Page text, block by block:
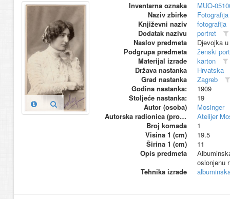
Inventarna oznaka
MUO-
Naziv zbirke
Književni naziv
fotografija
Dodatak nazivu
portret
Naslov predmeta
Djevojka
Podgrupa predmeta
ženski
Materijal izrade
karton
Država nastanka
Hrvatska
Grad nastanka
Zagreb
Godina nastanka:
1909
Stoljeće nastanka:
19
Autor (osoba)
Mosinger
Autorska radionica (proizvođač)
Atelijer
Broj komada
1
Visina 1 (cm)
19.5
Širina 1 (cm)
11
Opis predmeta
oslonjenu
Tehnika izrade